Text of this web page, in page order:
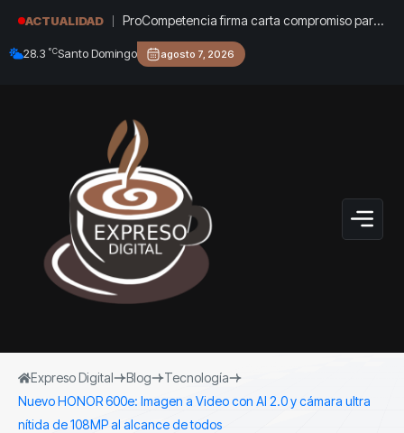
ACTUALIDAD
ProCompetencia firma carta compromiso para
obtener el Sello Igualando RD para el Sector
Público
28.3 °CSanto Domingo agosto 7, 2026
Expreso Digital Blog
Tecnología
Nuevo HONOR 600e: Imagen a Video con AI 2.0 y cámara ultra
nítida de 108MP al alcance de todos